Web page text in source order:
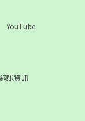
YouTube
網賺資訊